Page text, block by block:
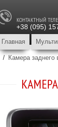
КОНТАКТНЫЙ
+38 (095)
Главная
/ Камера заднего